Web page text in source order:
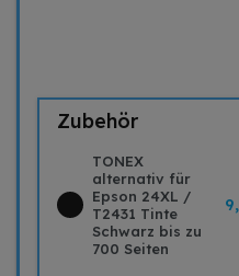
Zubehör
TONEX
alternativ für
Epson 24XL /
T2431 Tinte
Schwarz bis zu
700 Seiten